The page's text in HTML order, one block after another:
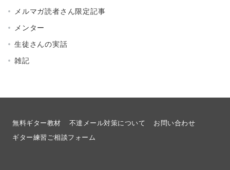
メルマガ読者さん限定記事
メンター
生徒さんの実話
雑記
無料ギター教材 不達メール対策について
お問い合わせ
ギター練習ご相談フォーム